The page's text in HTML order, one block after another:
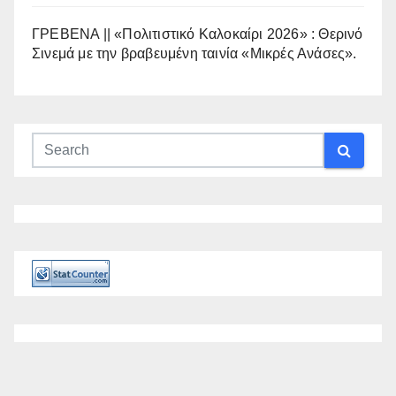
ΓΡΕΒΕΝΑ || «Πολιτιστικό Καλοκαίρι 2026» : Θερινό
Σινεμά με την βραβευμένη ταινία «Μικρές Ανάσες».